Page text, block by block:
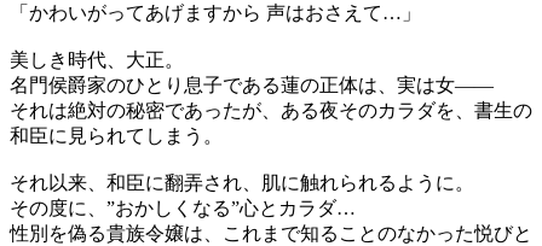
「かわいがってあげますから 声はおさえて…」
美しき時代、大正。
名門侯爵家のひとり息子である蓮の正体は、実は女――
それは絶対の秘密であったが、ある夜そのカラダを、書生の
和臣に見られてしまう。
それ以来、和臣に翻弄され、肌に触れられるように。
その度に、”おかしくなる”心とカラダ…
性別を偽る貴族令嬢は、これまで知ることのなかった悦びと